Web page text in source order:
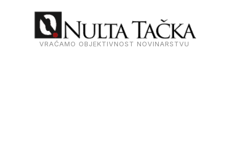
VRAĆAMO OBJEKTIVNOST NOVINARSTVU